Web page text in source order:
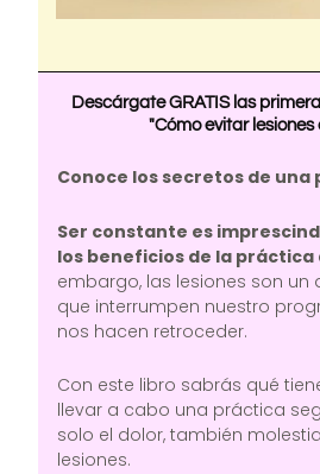
Descárgate GRATIS las
"Cómo evitar lesiones
Conoce los secretos de
Ser constante es
los beneficios de la práctica
embargo, las lesiones son un
que interrumpen nuestro
nos hacen retroceder.
Con este libro sabrás qué
llevar a cabo una práctica
solo el dolor, también
lesiones.